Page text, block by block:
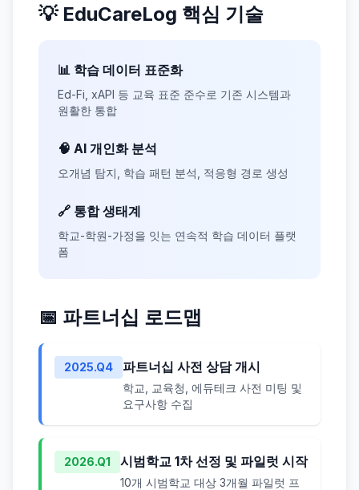
💡 EduCareLog 핵심 기술
📊 학습 데이터 표준화
Ed-Fi, xAPI 등 교육 표준 준수로 기존 시스템과
원활한 통합
🧠 AI 개인화 분석
오개념 탐지, 학습 패턴 분석, 적응형 경로 생성
🔗 통합 생태계
학교-학원-가정을 잇는 연속적 학습 데이터 플랫
폼
📅 파트너십 로드맵
2025.Q4 파트너십 사전 상담 개시
학교, 교육청, 에듀테크 사전 미팅 및
요구사항 수집
2026.Q1 시범학교 1차 선정 및 파일럿 시작
10개 시범학교 대상 3개월 파일럿 프